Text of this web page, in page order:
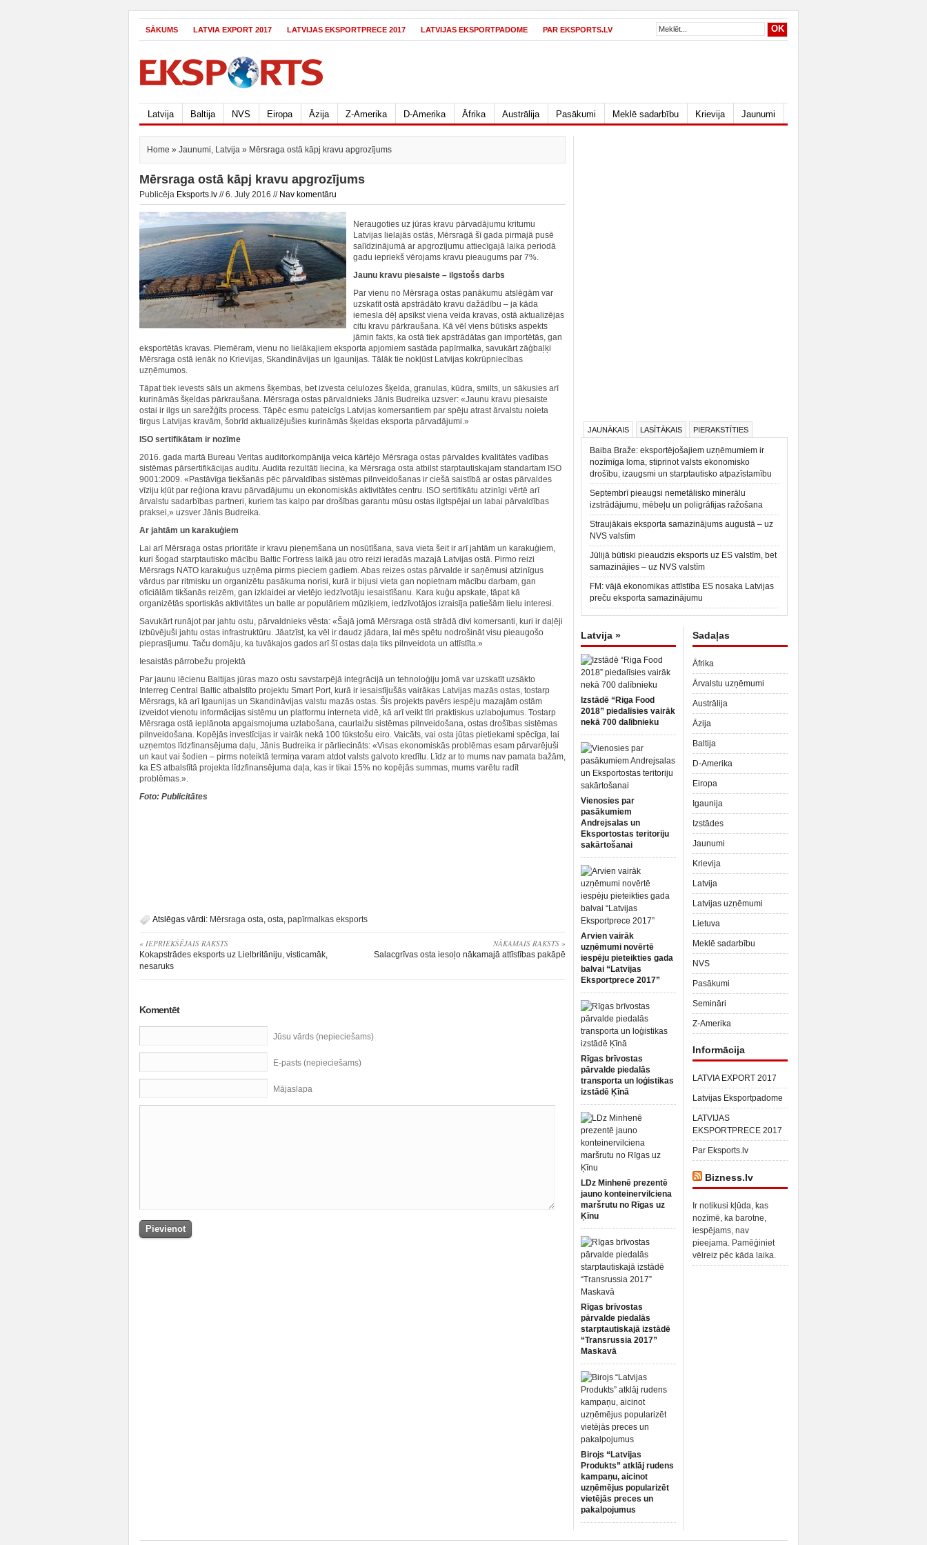
SĀKUMS LATVIA EXPORT 2017 LATVIJAS EKSPORTPRECE 2017 LATVIJAS EKSPORTPADOME PAR EKSPORTS.LV
Latvija Baltija NVS Eiropa Āzija Z-Amerika D-Amerika Āfrika Austrālija Pasākumi Meklē sadarbību Krievija Jaunumi
Home » Jaunumi, Latvija » Mērsraga ostā kāpj kravu apgrozījums
Mērsraga ostā kāpj kravu apgrozījums
Publicēja Eksports.lv // 6. July 2016 // Nav komentāru
Neraugoties uz jūras kravu pārvadājumu kritumu
Latvijas lielajās ostās, Mērsragā šī gada pirmajā pusē
salīdzinājumā ar apgrozījumu attiecīgajā laika periodā
gadu iepriekš vērojams kravu pieaugums par 7%.
Jaunu kravu piesaiste – ilgstošs darbs
Par vienu no Mērsraga ostas panākumu atslēgām var
uzskatīt ostā apstrādāto kravu dažādību – ja kāda
iemesla dēļ apsīkst viena veida kravas, ostā aktualizējas
citu kravu pārkraušana. Kā vēl viens būtisks aspekts
jāmin fakts, ka ostā tiek apstrādātas gan importētās, gan
eksportētās kravas. Piemēram, vienu no lielākajiem eksporta apjomiem sastāda papīrmalka, savukārt zāģbaļķi
Mērsraga ostā ienāk no Krievijas, Skandināvijas un Igaunijas. Tālāk tie nokļūst Latvijas kokrūpniecības
uzņēmumos.
Tāpat tiek ievests sāls un akmens šķembas, bet izvesta celulozes šķelda, granulas, kūdra, smilts, un sākusies arī
kurināmās šķeldas pārkraušana. Mērsraga ostas pārvaldnieks Jānis Budreika uzsver: «Jaunu kravu piesaiste
ostai ir ilgs un sarežģīts process. Tāpēc esmu pateicīgs Latvijas komersantiem par spēju atrast ārvalstu noieta
tirgus Latvijas kravām, šobrīd aktualizējušies kurināmās šķeldas eksporta pārvadājumi.»
ISO sertifikātam ir nozīme
2016. gada martā Bureau Veritas auditorkompānija veica kārtējo Mērsraga ostas pārvaldes kvalitātes vadības
sistēmas pārsertifikācijas auditu. Audita rezultāti liecina, ka Mērsraga osta atbilst starptautiskajam standartam ISO
9001:2009. «Pastāvīga tiekšanās pēc pārvaldības sistēmas pilnveidošanas ir ciešā saistībā ar ostas pārvaldes
vīziju kļūt par reģiona kravu pārvadājumu un ekonomiskās aktivitātes centru. ISO sertifikātu atzinīgi vērtē arī
ārvalstu sadarbības partneri, kuriem tas kalpo par drošības garantu mūsu ostas ilgtspējai un labai pārvaldības
praksei,» uzsver Jānis Budreika.
Ar jahtām un karakuģiem
Lai arī Mērsraga ostas prioritāte ir kravu pieņemšana un nosūtīšana, sava vieta šeit ir arī jahtām un karakuģiem,
kuri šogad starptautisko mācību Baltic Fortress laikā jau otro reizi ieradās mazajā Latvijas ostā. Pirmo reizi
Mērsrags NATO karakuģus uzņēma pirms pieciem gadiem. Abas reizes ostas pārvalde ir saņēmusi atzinīgus
vārdus par ritmisku un organizētu pasākuma norisi, kurā ir bijusi vieta gan nopietnam mācību darbam, gan
oficiālām tikšanās reizēm, gan izklaidei ar vietējo iedzīvotāju iesaistīšanu. Kara kuģu apskate, tāpat kā
organizētās sportiskās aktivitātes un balle ar populāriem mūziķiem, iedzīvotājos izraisīja patiešām lielu interesi.
Savukārt runājot par jahtu ostu, pārvaldnieks vēsta: «Šajā jomā Mērsraga ostā strādā divi komersanti, kuri ir daļēji
izbūvējuši jahtu ostas infrastruktūru. Jāatzīst, ka vēl ir daudz jādara, lai mēs spētu nodrošināt visu pieaugošo
pieprasījumu. Taču domāju, ka tuvākajos gados arī šī ostas daļa tiks pilnveidota un attīstīta.»
Iesaistās pārrobežu projektā
Par jaunu lēcienu Baltijas jūras mazo ostu savstarpējā integrācijā un tehnoloģiju jomā var uzskatīt uzsākto
Interreg Central Baltic atbalstīto projektu Smart Port, kurā ir iesaistījušās vairākas Latvijas mazās ostas, tostarp
Mērsrags, kā arī Igaunijas un Skandināvijas valstu mazās ostas. Šis projekts pavērs iespēju mazajām ostām
izveidot vienotu informācijas sistēmu un platformu interneta vidē, kā arī veikt tīri praktiskus uzlabojumus. Tostarp
Mērsraga ostā ieplānota apgaismojuma uzlabošana, caurlaižu sistēmas pilnveidošana, ostas drošības sistēmas
pilnveidošana. Kopējās investīcijas ir vairāk nekā 100 tūkstošu eiro. Vaicāts, vai osta jūtas pietiekami spēcīga, lai
uzņemtos līdzfinansējuma daļu, Jānis Budreika ir pārliecināts: «Visas ekonomiskās problēmas esam pārvarējuši
un kaut vai šodien – pirms noteiktā termiņa varam atdot valsts galvoto kredītu. Līdz ar to mums nav pamata bažām,
ka ES atbalstītā projekta līdzfinansējuma daļa, kas ir tikai 15% no kopējās summas, mums varētu radīt
problēmas.».
Foto: Publicitātes
Atslēgas vārdi: Mērsraga osta, osta, papīrmalkas eksports
« IEPRIEKŠĒJAIS RAKSTS
Kokapstrādes eksports uz Lielbritāniju, visticamāk,
nesaruks
NĀKAMAIS RAKSTS »
Salacgrīvas osta iesoļo nākamajā attīstības pakāpē
Komentēt
Jūsu vārds (nepieciešams)
E-pasts (nepieciešams)
Mājaslapa
JAUNĀKAIS LASĪTĀKAIS PIERAKSTĪTIES
Baiba Braže: eksportējošajiem uzņēmumiem ir
nozīmīga loma, stiprinot valsts ekonomisko
drošību, izaugsmi un starptautisko atpazīstamību
Septembrī pieaugsi nemetālisko minerālu
izstrādājumu, mēbeļu un poligrāfijas ražošana
Straujākais eksporta samazinājums augustā – uz
NVS valstīm
Jūlijā būtiski pieaudzis eksports uz ES valstīm, bet
samazinājies – uz NVS valstīm
FM: vājā ekonomikas attīstība ES nosaka Latvijas
preču eksporta samazinājumu
Latvija »
Izstādē “Riga Food
2018” piedalīsies vairāk
nekā 700 dalībnieku
Vienosies par
pasākumiem
Andrejsalas un
Eksportostas teritoriju
sakārtošanai
Arvien vairāk
uzņēmumi novērtē
iespēju pieteikties gada
balvai “Latvijas
Eksportprece 2017”
Rīgas brīvostas
pārvalde piedalās
transporta un loģistikas
izstādē Ķīnā
LDz Minhenē prezentē
jauno konteinervilciena
maršrutu no Rīgas uz
Ķīnu
Rīgas brīvostas
pārvalde piedalās
starptautiskajā izstādē
“Transrussia 2017”
Maskavā
Birojs “Latvijas
Produkts” atklāj rudens
kampaņu, aicinot
uzņēmējus popularizēt
vietējās preces un
pakalpojumus
Sadaļas
Āfrika
Ārvalstu uzņēmumi
Austrālija
Āzija
Baltija
D-Amerika
Eiropa
Igaunija
Izstādes
Jaunumi
Krievija
Latvija
Latvijas uzņēmumi
Lietuva
Meklē sadarbību
NVS
Pasākumi
Semināri
Z-Amerika
Informācija
LATVIA EXPORT 2017
Latvijas Eksportpadome
LATVIJAS
EKSPORTPRECE 2017
Par Eksports.lv
Bizness.lv
Ir notikusi kļūda, kas
nozīmē, ka barotne,
iespējams, nav
pieejama. Pamēģiniet
vēlreiz pēc kāda laika.